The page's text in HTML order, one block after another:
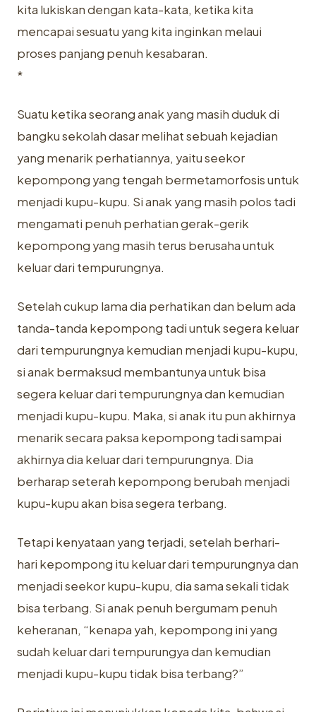
kita lukiskan dengan ‎kata-kata, ketika kita
mencapai sesuatu yang kita inginkan melaui
proses ‎panjang penuh kesabaran.‎
‎*‎
Suatu ketika seorang anak yang masih duduk di
bangku sekolah dasar ‎melihat sebuah kejadian
yang menarik perhatiannya, yaitu seekor
kepompong ‎yang tengah bermetamorfosis untuk
menjadi kupu-kupu. Si anak yang masih ‎polos tadi
mengamati penuh perhatian gerak-gerik
kepompong yang masih ‎terus berusaha untuk
keluar dari tempurungnya.‎
Setelah cukup lama dia perhatikan dan belum ada
tanda-tanda ‎kepompong tadi untuk segera keluar
dari tempurungnya kemudian menjadi ‎kupu-kupu,
si anak bermaksud membantunya untuk bisa
segera keluar dari ‎tempurungnya dan kemudian
menjadi kupu-kupu. Maka, si anak itu pun ‎akhirnya
menarik secara paksa kepompong tadi sampai
akhirnya dia keluar ‎dari tempurungnya. Dia
berharap seterah kepompong berubah menjadi
kupu-‎kupu akan bisa segera terbang.‎
Tetapi kenyataan yang terjadi, setelah berhari-
hari kepompong itu keluar ‎dari tempurungnya dan
menjadi seekor kupu-kupu, dia sama sekali tidak
bisa ‎terbang. Si anak penuh bergumam penuh
keheranan, “kenapa yah, ‎kepompong ini yang
sudah keluar dari tempurungya dan kemudian
menjadi ‎kupu-kupu tidak bisa terbang?”‎